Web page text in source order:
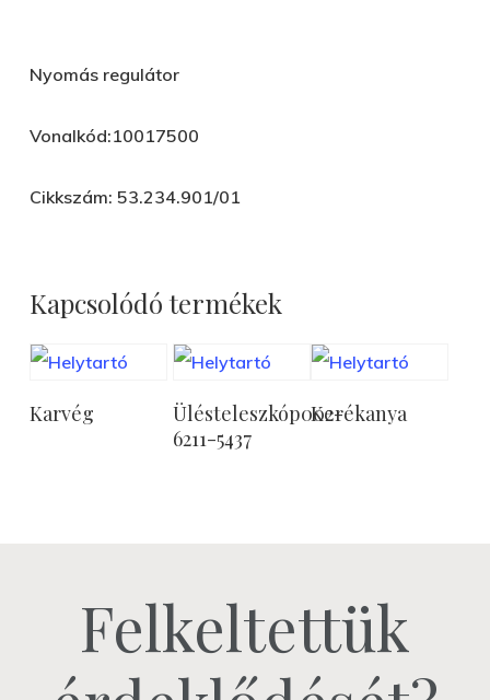
Nyomás regulátor
Vonalkód:10017500
Cikkszám: 53.234.901/01
Kapcsolódó termékek
Tovább
Olvasom
Karvég
Tovább
Olvasom
Ülésteleszkóp002-
6211-5437
Tovább
Olvasom
Kerékanya
Felkeltettük